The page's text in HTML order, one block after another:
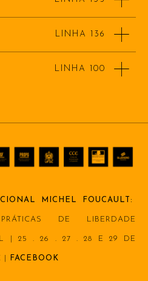
LINHA 136
LINHA 100
MICHEL FOUCAULT:
DE LIBERDADE
| 25 . 26 . 27 . 28 E 29 DE
| FACEBOOK